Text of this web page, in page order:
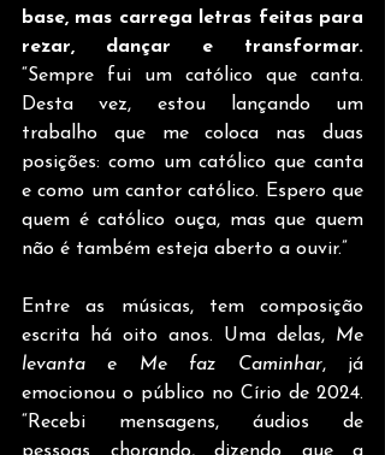
base, mas carrega letras feitas para
rezar, dançar e transformar.
“Sempre fui um católico que canta.
Desta vez, estou lançando um
trabalho que me coloca nas duas
posições: como um católico que canta
e como um cantor católico. Espero que
quem é católico ouça, mas que quem
não é também esteja aberto a ouvir.”
Entre as músicas, tem composição
escrita há oito anos. Uma delas, Me
levanta e Me faz Caminhar, já
emocionou o público no Círio de 2024.
“Recebi mensagens, áudios de